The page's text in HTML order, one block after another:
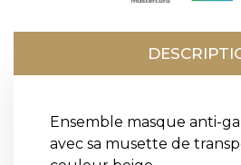
Ensemble masque anti-
avec sa musette de